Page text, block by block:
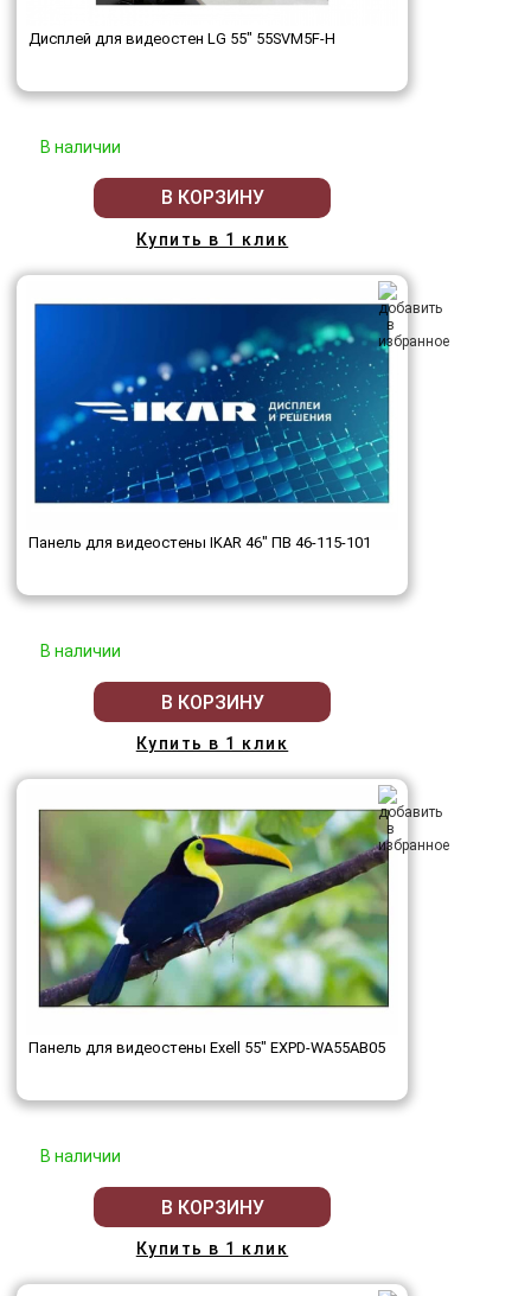
Дисплей для видеостен LG 55" 55SVM5F-H
В наличии
В КОРЗИНУ
Купить в 1 клик
Панель для видеостены IKAR 46" ПВ 46-115-101
В наличии
В КОРЗИНУ
Купить в 1 клик
Панель для видеостены Exell 55" EXPD-WA55AB05
В наличии
В КОРЗИНУ
Купить в 1 клик